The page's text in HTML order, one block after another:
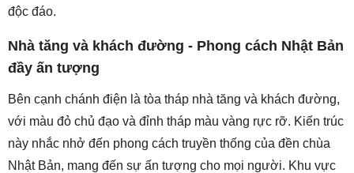
độc đáo.
Nhà tăng và khách đường - Phong cách Nhật Bản
đầy ấn tượng
Bên cạnh chánh điện là tòa tháp nhà tăng và khách đường,
với màu đỏ chủ đạo và đỉnh tháp màu vàng rực rỡ. Kiến trúc
này nhắc nhở đến phong cách truyền thống của đền chùa
Nhật Bản, mang đến sự ấn tượng cho mọi người. Khu vực